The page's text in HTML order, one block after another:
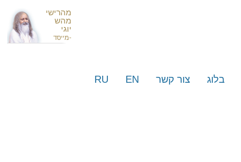
מהרישי
מהש
יוגי
-מייסד
בלוג צור קשר EN
RU